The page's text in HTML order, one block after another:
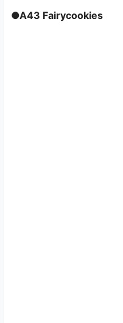
●A43 Fairycookies